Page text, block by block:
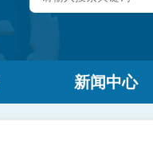
新闻中心